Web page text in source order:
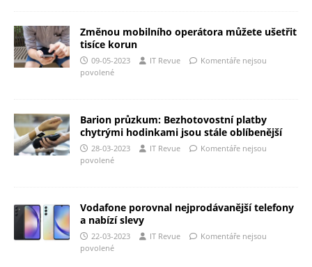
Změnou mobilního operátora můžete ušetřit
tisíce korun
09-05-2023 IT Revue
Komentáře nejsou
povolené
Barion průzkum: Bezhotovostní platby
chytrými hodinkami jsou stále oblíbenější
28-03-2023 IT Revue
Komentáře nejsou
povolené
Vodafone porovnal nejprodávanější telefony
a nabízí slevy
22-03-2023 IT Revue
Komentáře nejsou
povolené